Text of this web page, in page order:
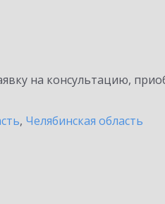
на консультацию,
, Челябинская область